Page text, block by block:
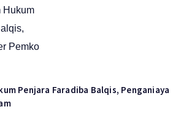
Penjara Faradiba Balqis, Penganiaya